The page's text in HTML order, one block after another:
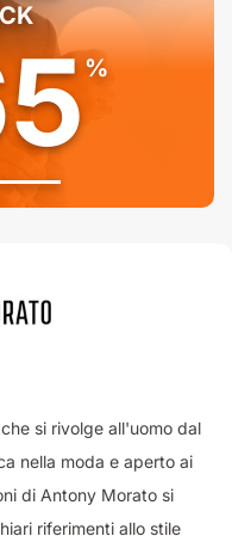
%
si rivolge all'uomo dal
nella moda e aperto ai
di Antony Morato si
riferimenti allo stile